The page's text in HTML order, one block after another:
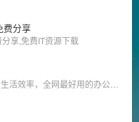
费分享
享,免费IT资源下载